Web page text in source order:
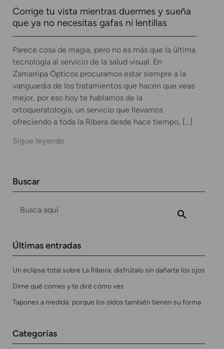
Corrige tu vista mientras duermes y sueña
que ya no necesitas gafas ni lentillas
Parece cosa de magia, pero no es más que la última
tecnología al servicio de la salud visual. En
Zamarripa Ópticos procuramos estar siempre a la
vanguardia de los tratamientos que hacen que veas
mejor, por eso hoy te hablamos de la
ortoqueratología, un servicio que llevamos
ofreciendo a toda la Ribera desde hace tiempo, […]
Sigue leyendo
Buscar
Últimas entradas
Un eclipse total sobre La Ribera: disfrútalo sin dañarte los ojos
Dime qué comes y te diré cómo ves
Tapones a medida: porque los oídos también tienen su forma
Categorías